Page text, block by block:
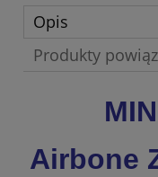
Opis
Produkty
Airbone